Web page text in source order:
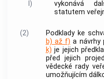
l)
vykonává
statutem
(2) Podklady ke
b) až f) a návrhy
k) je jejich
před jejich
vědecké rady
umožňujícím